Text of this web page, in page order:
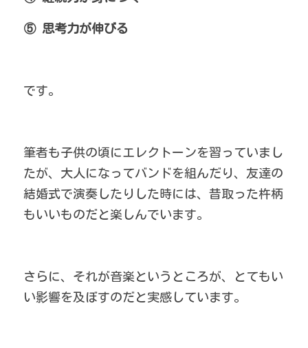
⑤ 思考力が伸びる
です。
筆者も子供の頃にエレクトーンを習っていまし
たが、大人になってバンドを組んだり、友達の
結婚式で演奏したりした時には、昔取った杵柄
もいいものだと楽しんでいます。
さらに、それが音楽というところが、とてもい
い影響を及ぼすのだと実感しています。